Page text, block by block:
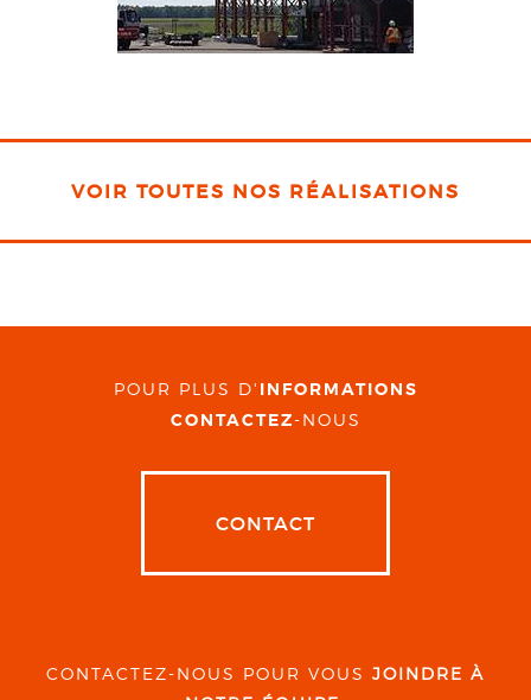
VOIR TOUTES NOS RÉALISATIONS
POUR PLUS D' INFORMATIONS
CONTACTEZ-NOUS
CONTACT
CONTACTEZ-NOUS POUR VOUS JOINDRE À